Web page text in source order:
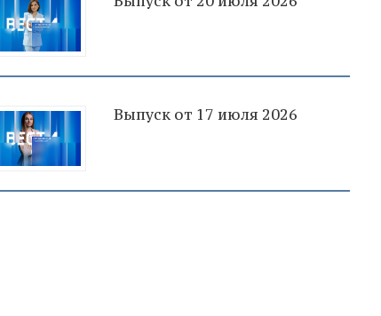
Выпуск от 17 июля 2026